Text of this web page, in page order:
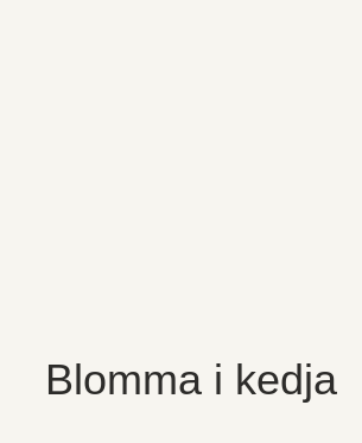
Blomma i kedja